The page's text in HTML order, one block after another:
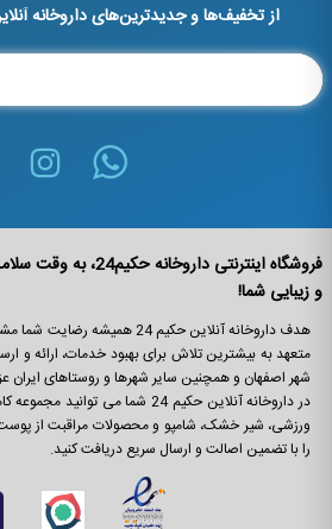
از تخفیف‌ها و جدیدترین‌های داروخانه آنلاین حکیم24
و زیبایی شما!
هدف داروخانه آنلاین حکیم 24
متعهد به بیشترین تلاش برای بهبود خدمات، ارائه و
شهر اصفهان و همچنین سایر شهرها و روستاهای ایران
در داروخانه آنلاین حکیم 24 شما می
ورزشی، شیر خشک، شامپو و محصولات مراقبت از
را با تضمین اصالت و ارسال سریع دریافت کنید.